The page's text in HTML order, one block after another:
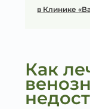
в Клинике
Как